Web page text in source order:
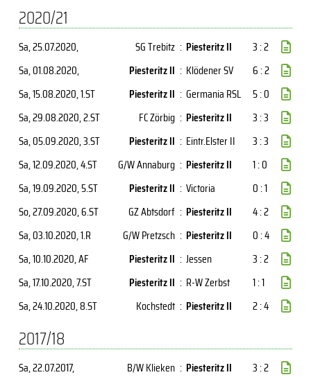
2020/21
Sa, 25.07.2020, SG Trebitz : Piesteritz II
3 : 2
Sa, 01.08.2020, Piesteritz II : Klödener SV
6 : 2
Sa, 15.08.2020, 1.ST Piesteritz II : Germania RSL
5 : 0
Sa, 29.08.2020, 2.ST FC Zörbig : Piesteritz II
3 : 3
Sa, 05.09.2020, 3.ST Piesteritz II : Eintr.Elster II
3 : 3
Sa, 12.09.2020, 4.ST G/W Annaburg : Piesteritz II
1 : 0
Sa, 19.09.2020, 5.ST Piesteritz II : Victoria
0 : 1
So, 27.09.2020, 6.ST GZ Abtsdorf : Piesteritz II
4 : 2
Sa, 03.10.2020, 1.R G/W Pretzsch : Piesteritz II
0 : 4
Sa, 10.10.2020, AF Piesteritz II : Jessen
3 : 2
Sa, 17.10.2020, 7.ST Piesteritz II : R-W Zerbst
1 : 1
Sa, 24.10.2020, 8.ST Kochstedt : Piesteritz II 2 : 4
2017/18
Sa, 22.07.2017, B/W Klieken : Piesteritz II
3 : 2